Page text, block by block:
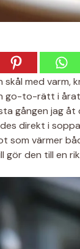
skål med varm,
go-to-rätt i
gången jag åt
direkt i
som värmer
gör den till en